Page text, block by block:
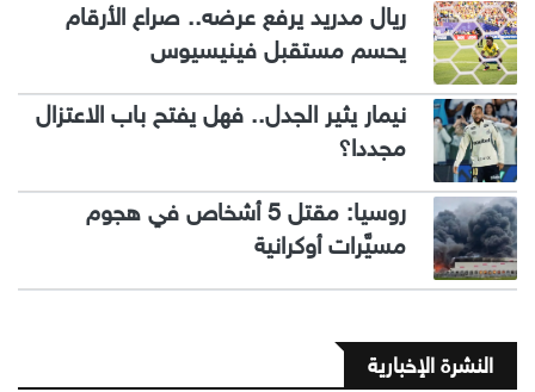
ريال مدريد يرفع عرضه.. صراع الأرقام
يحسم مستقبل فينيسيوس
نيمار يثير الجدل.. فهل يفتح باب الاعتزال
مجددا؟
روسيا: مقتل 5 أشخاص في هجوم
مسيَّرات أوكرانية
النشرة الإخبارية